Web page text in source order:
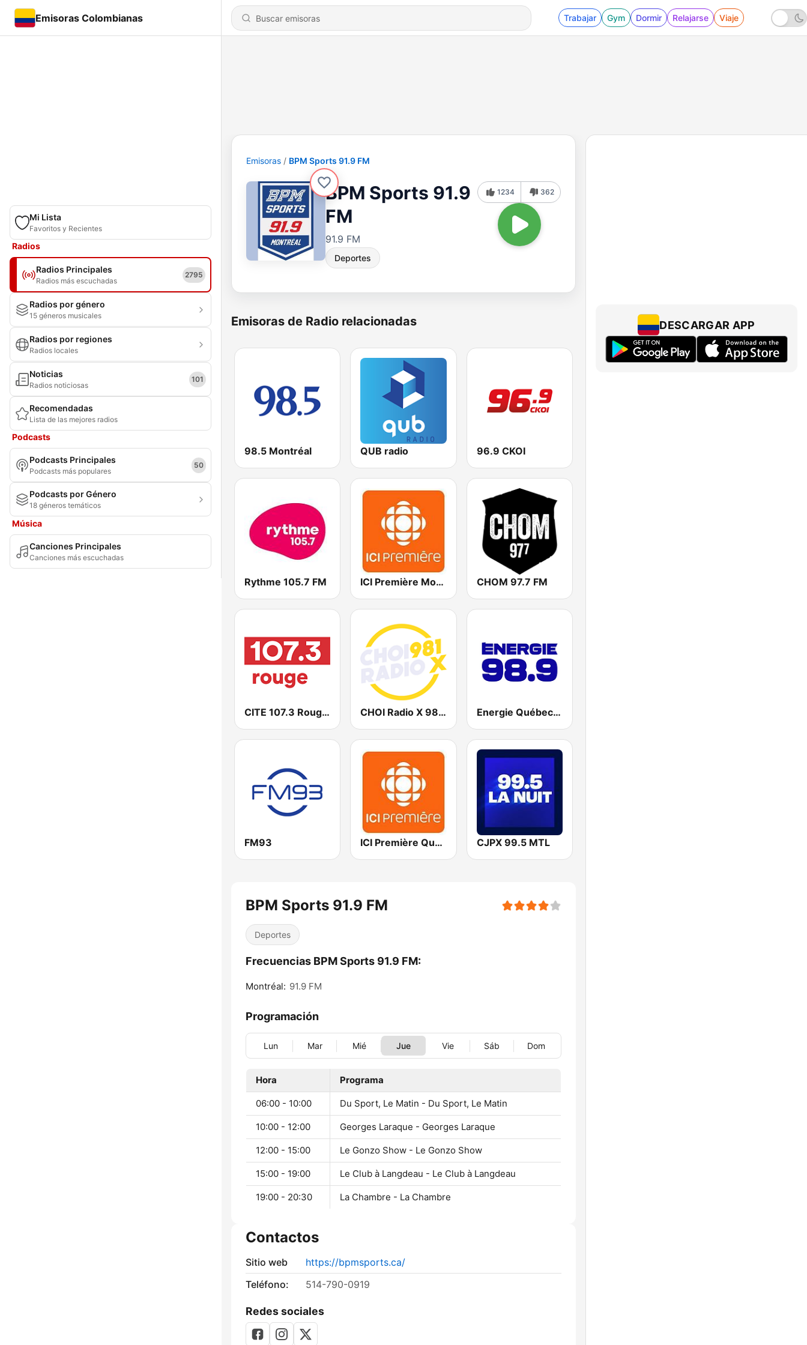
Emisoras Colombianas Trabajar Gym Dormir Relajarse Viaje
Mi Lista
Favoritos y Recientes
Radios
Radios Principales
Radios más escuchadas
2795
Radios por género
15 géneros musicales
Radios por regiones
Radios locales
Noticias
Radios noticiosas
101
Recomendadas
Lista de las mejores radios
Podcasts
Podcasts Principales
Podcasts más populares
50
Podcasts por Género
18 géneros temáticos
Música
Canciones Principales
Canciones más escuchadas
Emisoras BPM Sports 91.9 FM
BPM Sports 91.9
FM
91.9 FM
Deportes
1234 362
Emisoras de Radio relacionadas
98.5 Montréal QUB radio 96.9 CKOI
Rythme 105.7 FM ICI Première Montréal CHOM 97.7 FM
CITE 107.3 Rouge FM CHOI Radio X 98.1 FM Energie Québec 98.9 FM
FM93 ICI Première Québec CJPX 99.5 MTL
BPM Sports 91.9 FM
Deportes
Frecuencias BPM Sports 91.9 FM:
Montréal: 91.9 FM
Programación
Lun Mar Mié Jue Vie Sáb Dom
Hora Programa
06:00 - 10:00 Du Sport, Le Matin - Du Sport, Le Matin
10:00 - 12:00 Georges Laraque - Georges Laraque
12:00 - 15:00 Le Gonzo Show - Le Gonzo Show
15:00 - 19:00 Le Club à Langdeau - Le Club à Langdeau
19:00 - 20:30 La Chambre - La Chambre
Contactos
Sitio web
https://bpmsports.ca/
Teléfono:
514-790-0919
Redes sociales
DESCARGAR APP